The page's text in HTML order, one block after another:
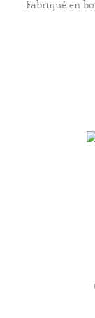
Fabriqué en